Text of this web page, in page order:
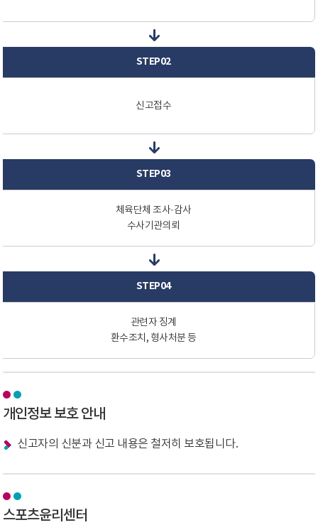
STEP02
신고접수
STEP03
체육단체 조사·감사
수사기관의뢰
STEP04
관련자 징계
환수조치, 형사처분 등
개인정보 보호 안내
신고자의 신분과 신고 내용은 철저히 보호됩니다.
스포츠윤리센터